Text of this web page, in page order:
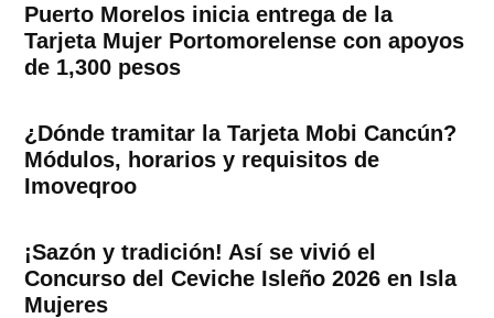
Puerto Morelos inicia entrega de la
Tarjeta Mujer Portomorelense con apoyos
de 1,300 pesos
¿Dónde tramitar la Tarjeta Mobi Cancún?
Módulos, horarios y requisitos de
Imoveqroo
¡Sazón y tradición! Así se vivió el
Concurso del Ceviche Isleño 2026 en Isla
Mujeres